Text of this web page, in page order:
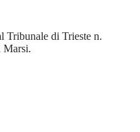
Tribunale di Trieste n.
Marsi.